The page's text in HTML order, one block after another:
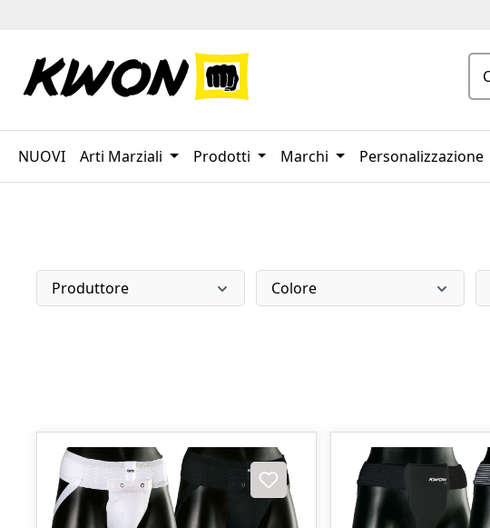
NUOVI Arti Marziali Prodotti Marchi Personalizzazione
Produttore Colore